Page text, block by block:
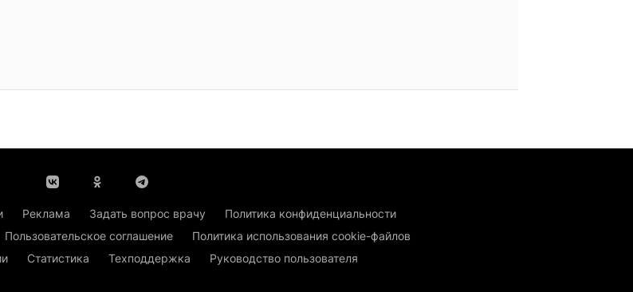
Реклама Задать вопрос врачу
Политика конфиденциальности
Пользовательское соглашение
Политика использования cookie-файлов
Статистика Техподдержка Руководство пользователя